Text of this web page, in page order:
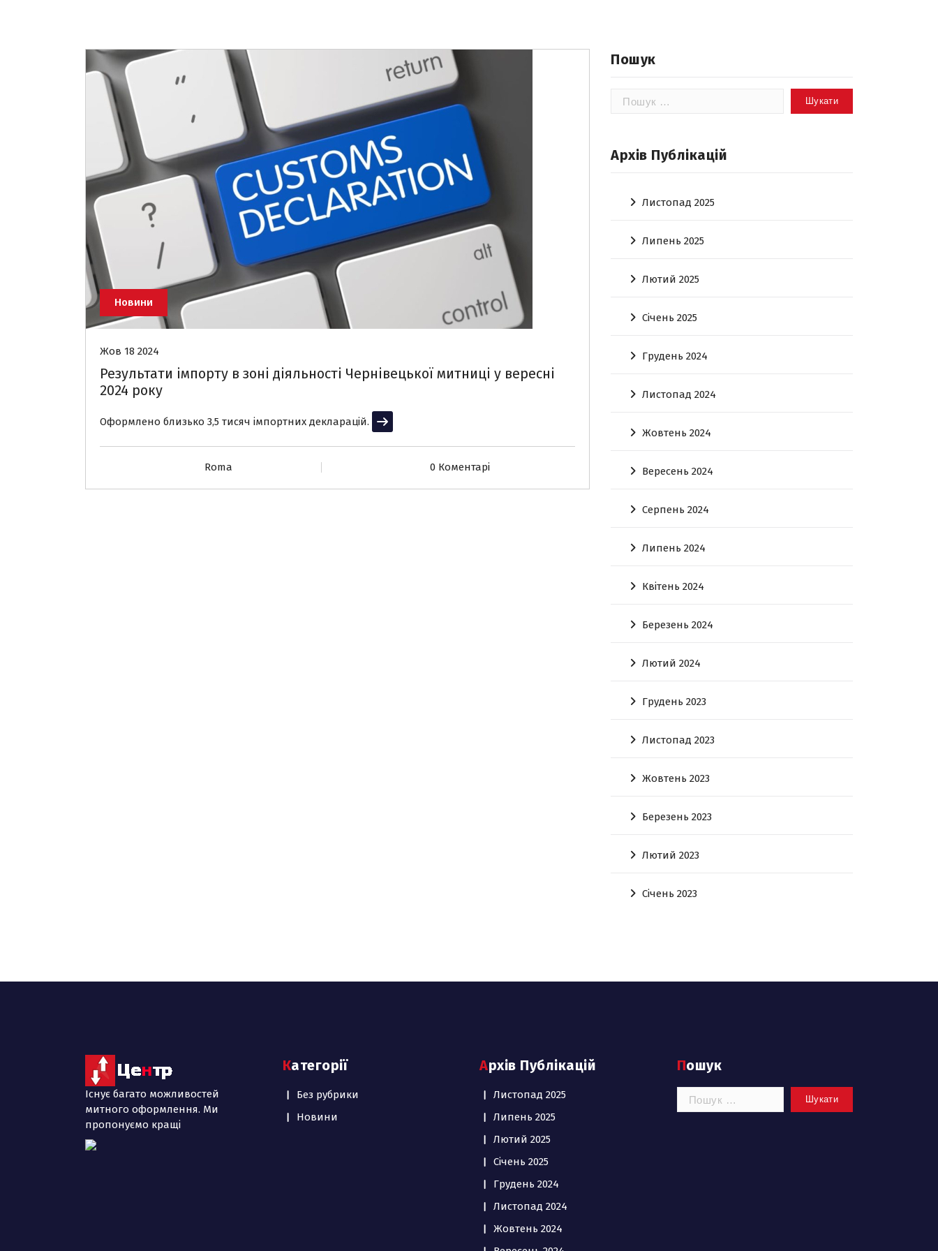
Новини
Жов 18 2024
Результати імпорту в зоні діяльності Чернівецької митниці у вересні
2024 року
Оформлено близько 3,5 тисяч імпортних декларацій. Читати далі
Roma 0 Коментарі
Пошук
Пошук:
Архів Публікацій
Листопад 2025
Липень 2025
Лютий 2025
Січень 2025
Грудень 2024
Листопад 2024
Жовтень 2024
Вересень 2024
Серпень 2024
Липень 2024
Квітень 2024
Березень 2024
Лютий 2024
Грудень 2023
Листопад 2023
Жовтень 2023
Березень 2023
Лютий 2023
Січень 2023
Існує багато можливостей
митного оформлення. Ми
пропонуємо кращі
Категорії
Без рубрики
Новини
Архів Публікацій
Листопад 2025
Липень 2025
Лютий 2025
Січень 2025
Грудень 2024
Листопад 2024
Жовтень 2024
Пошук
Пошук: